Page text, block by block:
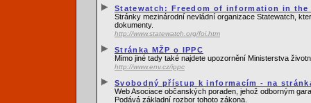
Statewatch: Freedom of information in the
Stránky mezinárodní nevládní organizace Statewatch,
dokumenty.
http://www.statewatch.org/foi.htm
Stránka MŽP o IPPC
Mimo jiné tady také najdete upozornění Ministerstva
http://www.env.cz/ippc
Svobodný přístup k informacím - na
Web Asociace občanských poraden, jehož odborným
Podává základní rozbor tohoto zákona.